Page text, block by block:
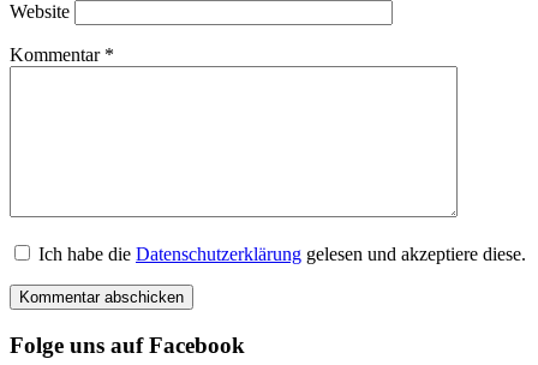
Website
Kommentar *
Ich habe die Datenschutzerklärung gelesen und akzeptiere diese.
Folge uns auf Facebook